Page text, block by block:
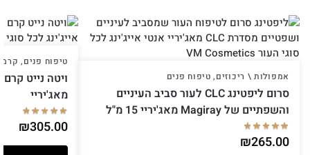
אמפולות \ ריכוזים, טיפוח פנים
סרום ליפטינג CLC לעור סביב העיניים
והשפתיים של Magiray מאג'יריי 15 מ"ל
₪265.00
טיפוח פנים,
מאג'יריי
₪305.00